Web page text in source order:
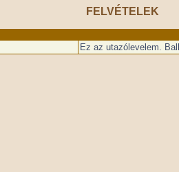
FELVÉTELEK
Ez az utazólevelem.